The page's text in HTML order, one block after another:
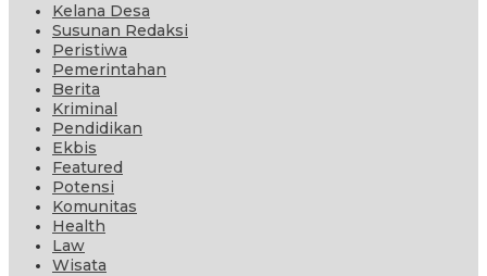
Kelana Desa
Susunan Redaksi
Peristiwa
Pemerintahan
Berita
Kriminal
Pendidikan
Ekbis
Featured
Potensi
Komunitas
Health
Law
Wisata